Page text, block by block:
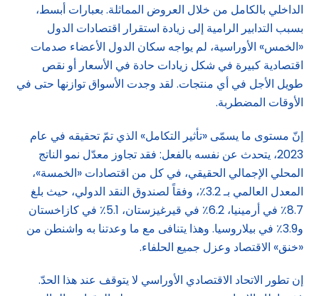
الداخلي بالكامل من خلال العروض المماثلة. بعبارات أبسط،
بسبب التدابير الرامية إلى زيادة استقرار اقتصادات الدول
«الخمس» الأوراسية، لم يواجه سكان الدول الأعضاء صدمات
اقتصادية كبيرة في شكل زيادات حادة في الأسعار أو نقص
طويل الأجل في أي منتجات. لقد وجدت الأسواق توازنها حتى في
الأوقات المضطربة.
إنّ مستوى ما يسمّى «تأثير التكامل» الذي تمّ تحقيقه في عام
2023، يتحدث عن نفسه بالفعل: فقد تجاوز معدّل نمو الناتج
المحلي الإجمالي الحقيقي، في كل من اقتصادات «الخمسة»،
المعدل العالمي بـ 3.2٪، وفقاً لصندوق النقد الدولي، حيث بلغ
8.7٪ في أرمينيا، 6.2٪ في قيرغيزستان، 5.1٪ في كازاخستان
و3.9٪ في بيلاروسيا. وهذا يتنافى مع ما وعدتنا به واشنطن من
«خنق» الاقتصاد وعزل جميع الحلفاء.
إن تطور الاتحاد الاقتصادي الأوراسي لا يتوقف عند هذا الحدّ.